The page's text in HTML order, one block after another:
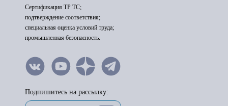
Сертификация ТР ТС;
подтверждение соответствия;
специальная оценка условий труда;
промышленная безопасность.
Подпишитесь на рассылку: